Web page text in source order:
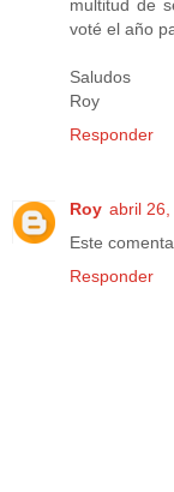
multitud de
voté el año
Saludos
Roy
Responder
Roy abril 26,
Este
Responder